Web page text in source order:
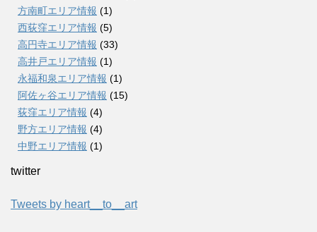
方南町エリア情報 (1)
西荻窪エリア情報 (5)
高円寺エリア情報 (33)
高井戸エリア情報 (1)
永福和泉エリア情報 (1)
阿佐ヶ谷エリア情報 (15)
荻窪エリア情報 (4)
野方エリア情報 (4)
中野エリア情報 (1)
twitter
Tweets by heart__to__art